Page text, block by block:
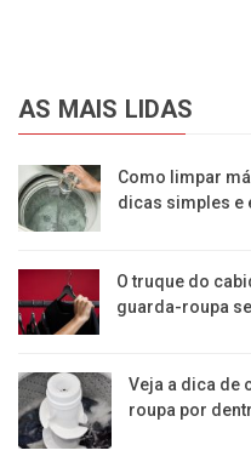
AS MAIS LIDAS
Como limpar
dicas simples e
O truque do
guarda-roupa
Veja a dica de
roupa por